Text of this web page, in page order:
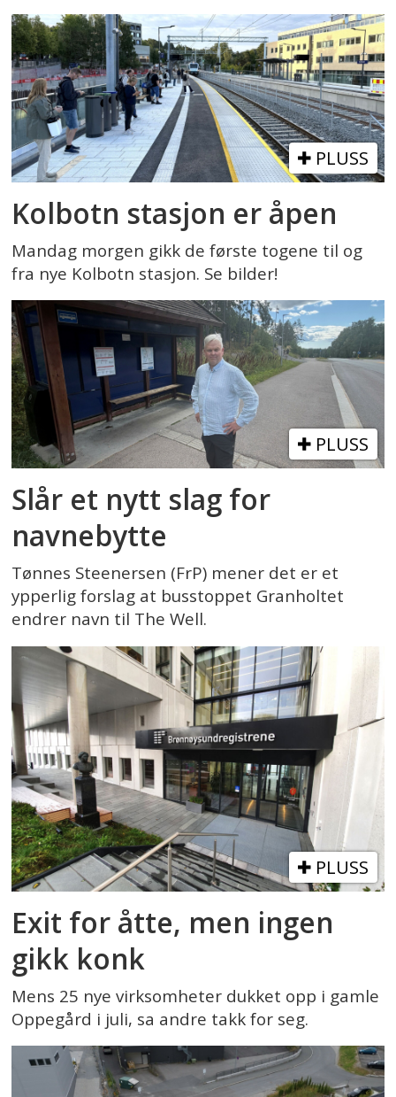
PLUSS
Kolbotn stasjon er åpen
Mandag morgen gikk de første togene til og
fra nye Kolbotn stasjon. Se bilder!
PLUSS
Slår et nytt slag for
navnebytte
Tønnes Steenersen (FrP) mener det er et
ypperlig forslag at busstoppet Granholtet
endrer navn til The Well.
PLUSS
Exit for åtte, men ingen
gikk konk
Mens 25 nye virksomheter dukket opp i gamle
Oppegård i juli, sa andre takk for seg.